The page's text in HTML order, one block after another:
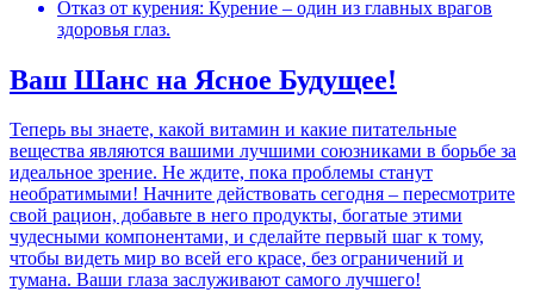
Отказ от курения: Курение – один из главных врагов
здоровья глаз.
Ваш Шанс на Ясное Будущее!
Теперь вы знаете, какой витамин и какие питательные
вещества являются вашими лучшими союзниками в борьбе за
идеальное зрение. Не ждите, пока проблемы станут
необратимыми! Начните действовать сегодня – пересмотрите
свой рацион, добавьте в него продукты, богатые этими
чудесными компонентами, и сделайте первый шаг к тому,
чтобы видеть мир во всей его красе, без ограничений и
тумана. Ваши глаза заслуживают самого лучшего!